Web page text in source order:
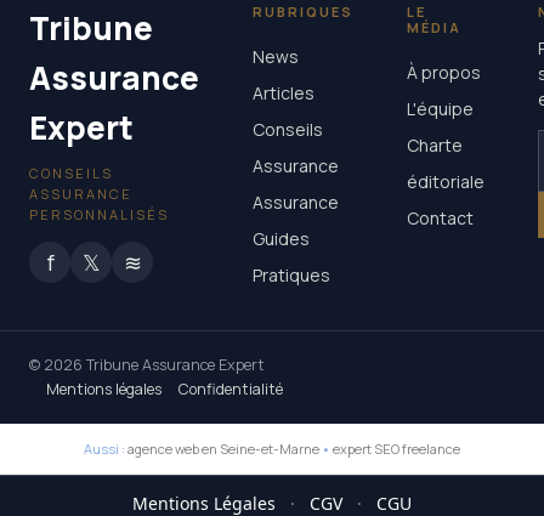
Tribune
Assurance
Expert
CONSEILS
ASSURANCE
PERSONNALISÉS
f 𝕏 ≋
RUBRIQUES
News
Articles
Conseils
Assurance
Assurance
Guides
Pratiques
LE
MÉDIA
À propos
L'équipe
Charte
éditoriale
Contact
© 2026 Tribune Assurance Expert
Mentions légales
Confidentialité
Aussi : agence web en Seine-et-Marne • expert SEO freelance
Mentions Légales · CGV · CGU